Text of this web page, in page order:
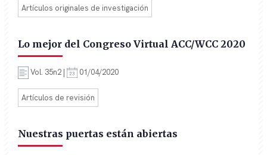
Artículos originales de investigación
Lo mejor del Congreso Virtual ACC/WCC 2020
Vol. 35n2 | 01/04/2020
Artículos de revisión
Nuestras puertas están abiertas